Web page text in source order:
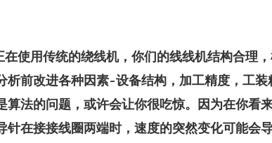
使用传统的绕线机，你们的线线机结构合理
前改进各种因素-设备结构，加工精度，工
法的问题，或许会让你很吃惊。因为在你看
在接接线圈两端时，速度的突然变化可能会